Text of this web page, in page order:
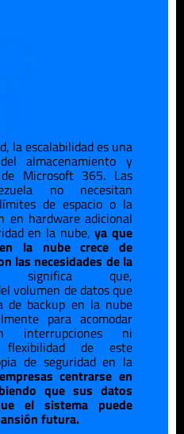
la escalabilidad es una
almacenamiento y
Microsoft 365. Las
no necesitan
de espacio o la
en hardware adicional
en la nube,ya que
la nube crece de
las necesidades de la
que,
volumen de datos que
de backup en la nube
para acomodar
interrupciones ni
flexibilidad de este
de seguridad en la
centrarse en
que sus datos
el sistema puede
futura.